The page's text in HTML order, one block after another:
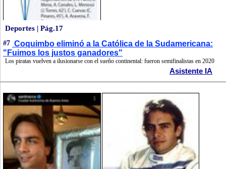
Deportes | Pág.17
#7 Coquimbo eliminó a la Católica de la Sudamericana:
"Fuimos los justos ganadores"
Los piratas vuelven a ilusionarse con el sueño continental: fueron semifinalistas en 2020
Asistente IA